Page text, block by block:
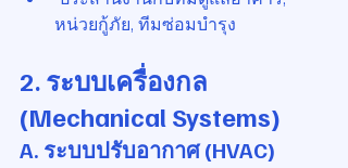
หน่วยกู้ภัย, ทีมซ่อมบำรุง
2. ระบบเครื่องกล
(Mechanical Systems)
A. ระบบปรับอากาศ (HVAC)